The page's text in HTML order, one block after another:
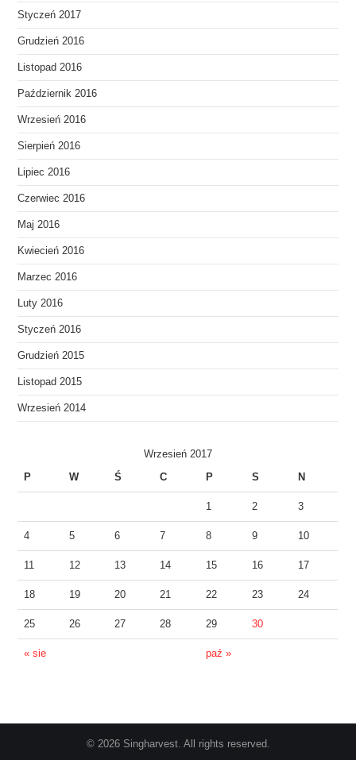
Styczeń 2017
Grudzień 2016
Listopad 2016
Październik 2016
Wrzesień 2016
Sierpień 2016
Lipiec 2016
Czerwiec 2016
Maj 2016
Kwiecień 2016
Marzec 2016
Luty 2016
Styczeń 2016
Grudzień 2015
Listopad 2015
Wrzesień 2014
Wrzesień 2017
P W Ś C P S N
« sie paź »
1 2 3
4 5 6 7 8 9 10
11 12 13 14 15 16 17
18 19 20 21 22 23 24
25 26 27 28 29 30
© 2026 Singharvest. All rights reserved.